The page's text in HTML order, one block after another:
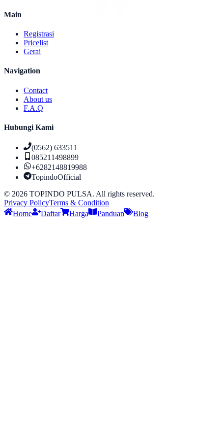
Main
Registrasi
Pricelist
Gerai
Navigation
Contact
About us
F.A.Q
Hubungi Kami
(0562) 633511
085211498899
+6282148819988
TopindoOfficial
© 2026 TOPINDO PULSA. All rights reserved.
Privacy PolicyTerms & Condition
Home
Daftar Harga Panduan Blog